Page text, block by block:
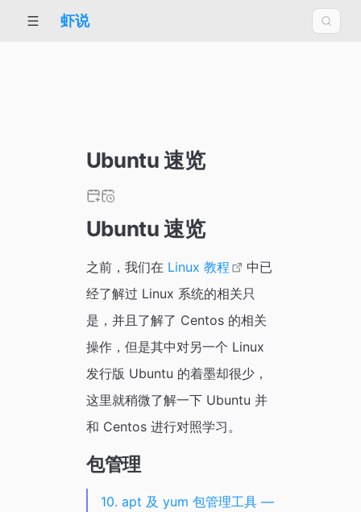
虾说
Ubuntu 速览
Ubuntu 速览
之前，我们在 Linux 教程
中已
经了解过 Linux 系统的相关只
是，并且了解了 Centos 的相关
操作，但是其中对另一个 Linux
发行版 Ubuntu 的着墨却很少，
这里就稍微了解一下 Ubuntu 并
和 Centos 进行对照学习。
包管理
10. apt 及 yum 包管理工具 —